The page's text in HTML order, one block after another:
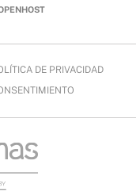
DE PRIVACIDAD